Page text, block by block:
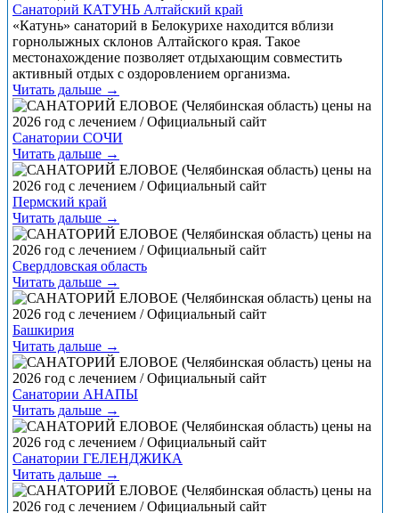
Санаторий КАТУНЬ Алтайский край
«Катунь» санаторий в Белокурихе находится вблизи
горнолыжных склонов Алтайского края. Такое
местонахождение позволяет отдыхающим совместить
активный отдых с оздоровлением организма.
Читать дальше →
Санатории СОЧИ
Читать дальше →
Пермский край
Читать дальше →
Свердловская область
Читать дальше →
Башкирия
Читать дальше →
Санатории АНАПЫ
Читать дальше →
Санатории ГЕЛЕНДЖИКА
Читать дальше →